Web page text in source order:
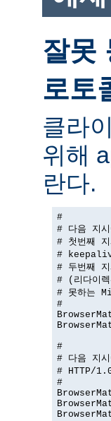
잘못
로토
클라
위해
란다.
#
# 다음 지시
# 첫번째
#
# 두번째
# (리다이
# 못하는
#
#
# 다음 지
# HTTP/
#